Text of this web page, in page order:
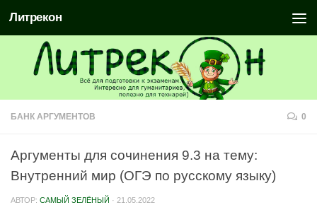
Литрекон
БАНК АРГУМЕНТОВ 0
Аргументы для сочинения 9.3 на тему:
Внутренний мир (ОГЭ по русскому языку)
АВТОР: САМЫЙ ЗЕЛЁНЫЙ · 21.05.2022